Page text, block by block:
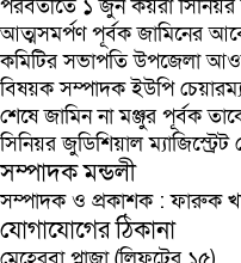
পরবর্তীতে ১ জুন কয়রা সিনিয়র
আত্মসমর্পণ পূর্বক জামিনের
কমিটির সভাপতি উপজেলা
বিষয়ক সম্পাদক ইউপি
শেষে জামিন না মঞ্জুর পূর্বক
সিনিয়র জুডিশিয়াল
সম্পাদক মন্ডলী
সম্পাদক ও প্রকাশক : ফারুক
যোগাযোগের ঠিকানা